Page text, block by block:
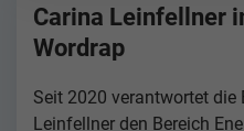
Carina Leinfellner
Wordrap
Seit 2020 verantwortet die
Leinfellner den Bereich